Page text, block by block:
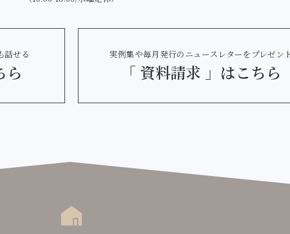
話せる
ら
実例集や毎月発行のニュースレターをプレゼント
「 資料請求 」 はこちら